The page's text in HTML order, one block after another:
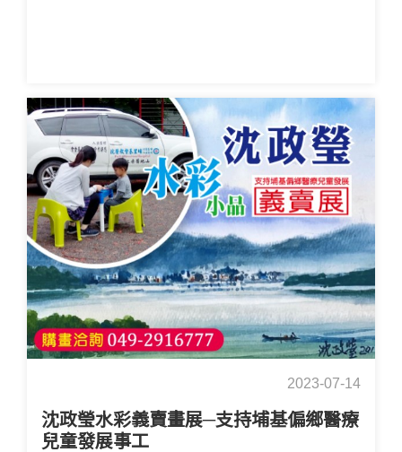
2023-07-14
沈政瑩水彩義賣畫展─支持埔基偏鄉醫療
兒童發展事工